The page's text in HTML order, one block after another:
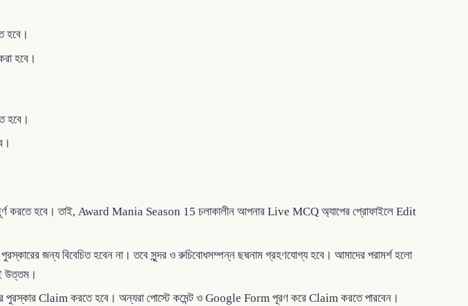
হবে।
হবে।
হবে।
করতে হবে। তাই, Award Mania Season 15 চলাকালীন আপনার Live MCQ অ্যাপের প্রোফাইলে Edit
জন্য বিবেচিত হবেন না। তবে সুন্দর ও রুচিবোধসম্পন্ন ছদ্মনাম গ্রহণযোগ্য হবে। আমাদের পরামর্শ হলো
উত্তম।
Claim করতে হবে। অন্যরা পোস্টে কমেন্ট ও Google Form পূরণ করে Claim করতে পারবেন।